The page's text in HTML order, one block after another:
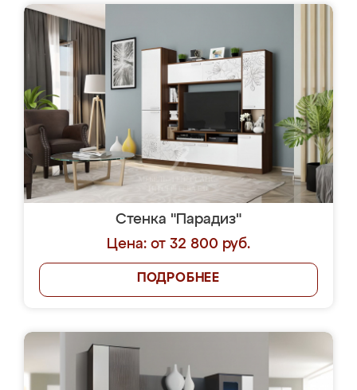
Стенка "Парадиз"
Цена: от 32 800 руб.
ПОДРОБНЕЕ